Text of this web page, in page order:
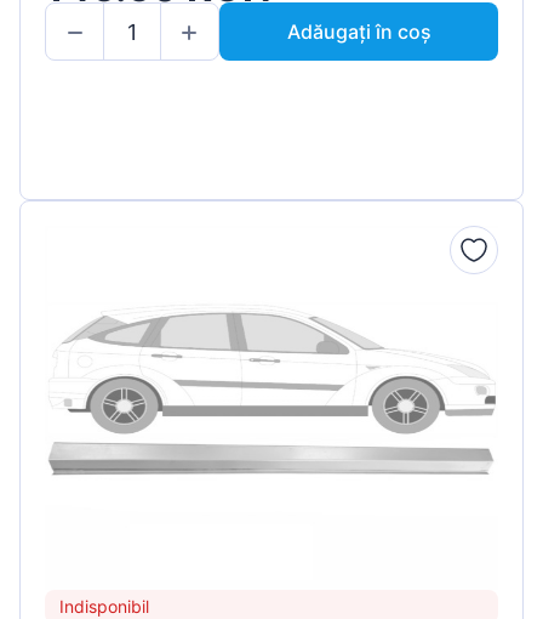
Adăugați în coș
Indisponibil